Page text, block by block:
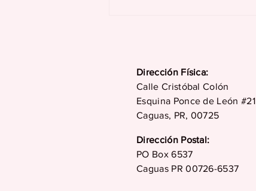
Dirección Física:
Calle Cristóbal Colón
Esquina Ponce de León #21
Caguas, PR, 00725
Dirección Postal:
PO Box 6537
Caguas PR 00726-6537